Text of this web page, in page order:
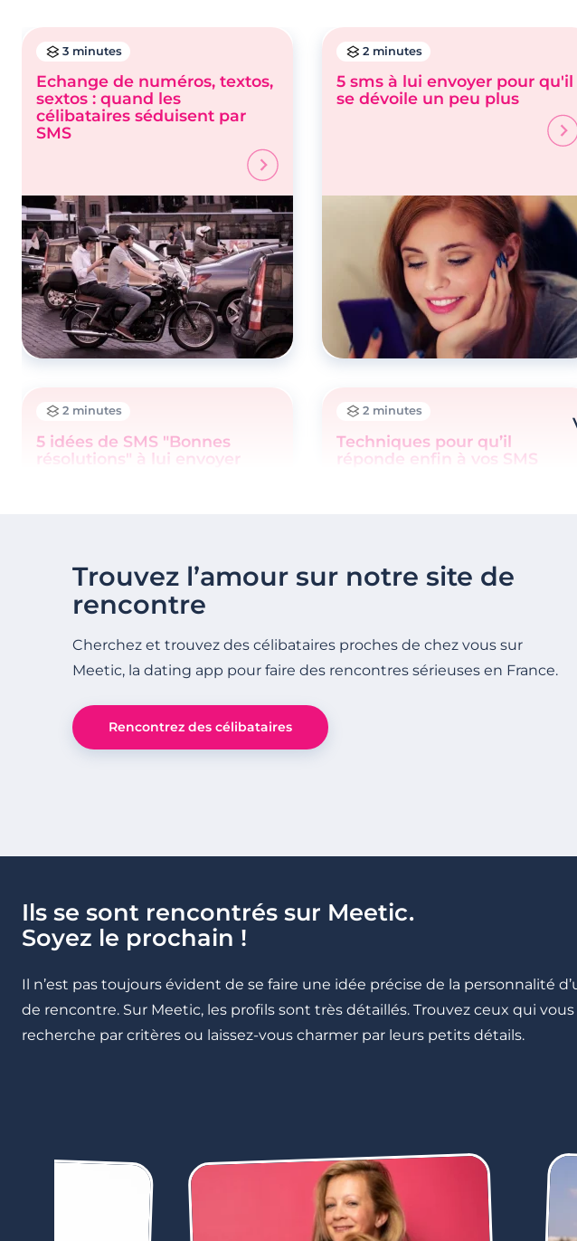
3 minutes
Echange de numéros, textos,
sextos : quand les
célibataires séduisent par
SMS
2 minutes
5 sms à lui envoyer pour qu'il
se dévoile un peu plus
2 minutes
5 idées de SMS "Bonnes
résolutions" à lui envoyer
2 minutes
Techniques pour qu’il
réponde enfin à vos SMS
Trouvez l’amour sur notre site de
rencontre
Cherchez et trouvez des célibataires proches de chez vous sur
Meetic, la dating app pour faire des rencontres sérieuses en France.
Rencontrez des célibataires
Ils se sont rencontrés sur Meetic.
Soyez le prochain !
Il n’est pas toujours évident de se faire une idée précise de la personnalité
de rencontre. Sur Meetic, les profils sont très détaillés. Trouvez ceux qui
recherche par critères ou laissez-vous charmer par leurs petits détails.